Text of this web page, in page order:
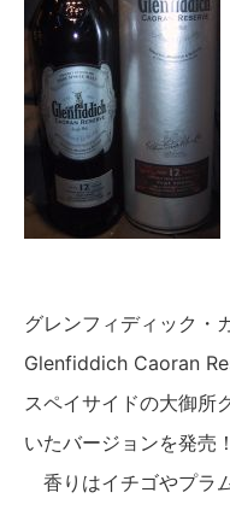
グレンフィディック・
Glenfiddich Caoran
スペイサイドの大御所
いたバージョンを発売
香りはイチゴやプラ